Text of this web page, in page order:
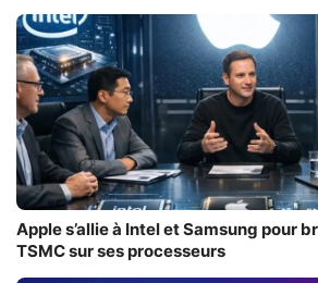
Apple s’allie à Intel et Samsung pour
TSMC sur ses processeurs